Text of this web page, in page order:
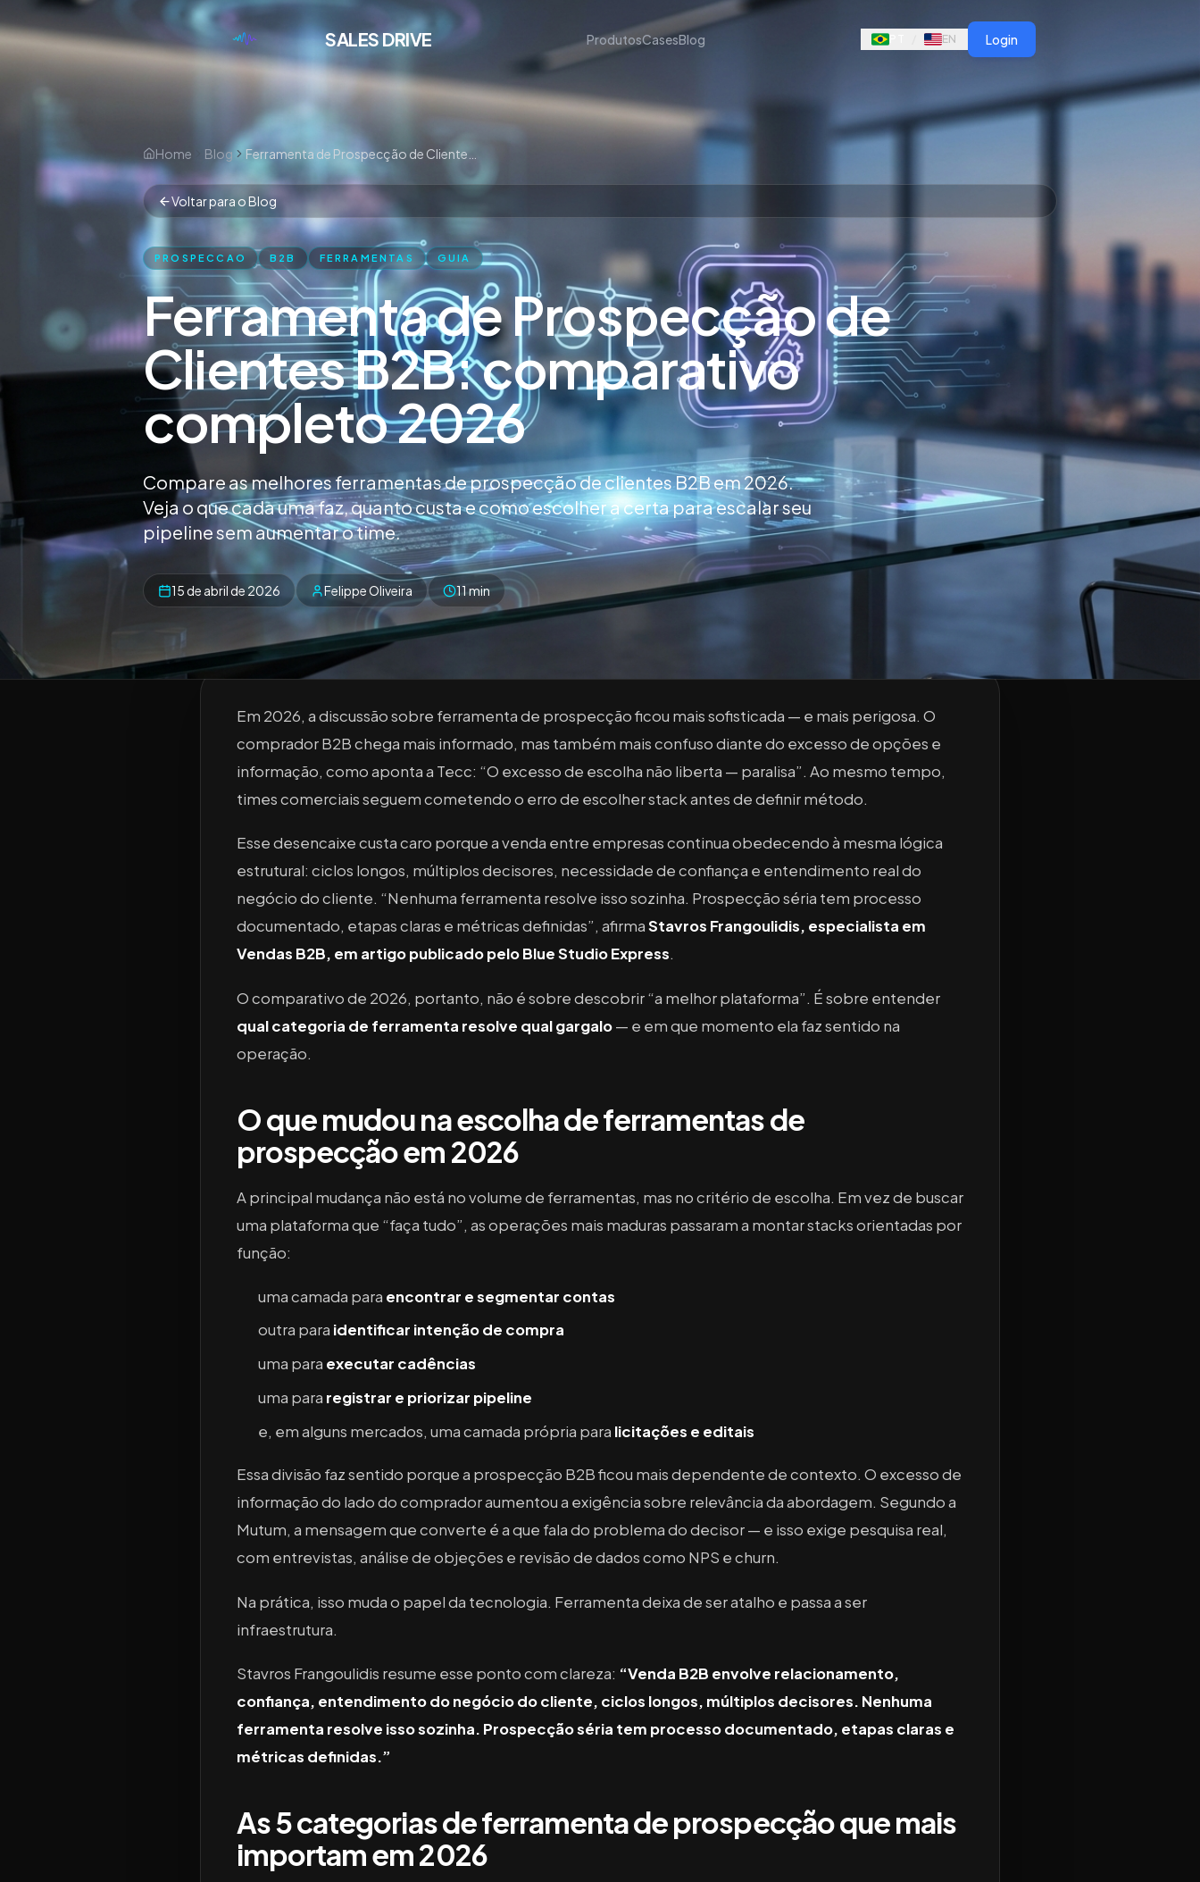
SALES DRIVE ProdutosCasesBlog PT EN Login
Home Blog
Voltar para o Blog
PROSPECCAO B2B FERRAMENTAS GUIA
Ferramenta de Prospecção de
Clientes B2B: comparativo
completo 2026
Compare as melhores ferramentas de prospecção de clientes B2B em 2026.
Veja o que cada uma faz, quanto custa e como escolher a certa para escalar seu
pipeline sem aumentar o time.
15 de abril de 2026 Felippe Oliveira 11 min
Em 2026, a discussão sobre ferramenta de prospecção ficou mais sofisticada — e mais perigosa. O
comprador B2B chega mais informado, mas também mais confuso diante do excesso de opções e
informação, como aponta a Tecc: “O excesso de escolha não liberta — paralisa”. Ao mesmo tempo,
times comerciais seguem cometendo o erro de escolher stack antes de definir método.
Esse desencaixe custa caro porque a venda entre empresas continua obedecendo à mesma lógica
estrutural: ciclos longos, múltiplos decisores, necessidade de confiança e entendimento real do
negócio do cliente. “Nenhuma ferramenta resolve isso sozinha. Prospecção séria tem processo
documentado, etapas claras e métricas definidas”, afirmaStavros Frangoulidis, especialista em
Vendas B2B, em artigo publicado pelo Blue Studio Express.
O comparativo de 2026, portanto, não é sobre descobrir “a melhor plataforma”. É sobre entender
qual categoria de ferramenta resolve qual gargalo— e em que momento ela faz sentido na
operação.
O que mudou na escolha de ferramentas de
prospecção em 2026
A principal mudança não está no volume de ferramentas, mas no critério de escolha. Em vez de buscar
uma plataforma que “faça tudo”, as operações mais maduras passaram a montar stacks orientadas por
função:
uma camada para encontrar e segmentar contas
outra para identificar intenção de compra
uma para executar cadências
uma para registrar e priorizar pipeline
e, em alguns mercados, uma camada própria para licitações e editais
Essa divisão faz sentido porque a prospecção B2B ficou mais dependente de contexto. O excesso de
informação do lado do comprador aumentou a exigência sobre relevância da abordagem. Segundo a
Mutum, a mensagem que converte é a que fala do problema do decisor — e isso exige pesquisa real,
com entrevistas, análise de objeções e revisão de dados como NPS e churn.
Na prática, isso muda o papel da tecnologia. Ferramenta deixa de ser atalho e passa a ser
infraestrutura.
Stavros Frangoulidis resume esse ponto com clareza: “Venda B2B envolve relacionamento,
confiança, entendimento do negócio do cliente, ciclos longos, múltiplos decisores. Nenhuma
ferramenta resolve isso sozinha. Prospecção séria tem processo documentado, etapas claras e
métricas definidas.”
As 5 categorias de ferramenta de prospecção que mais
importam em 2026